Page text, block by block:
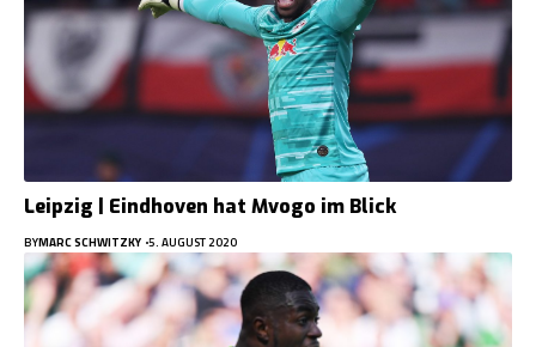
Leipzig | Eindhoven hat Mvogo im Blick
BYMARC SCHWITZKY 5. AUGUST 2020